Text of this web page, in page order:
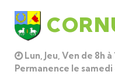
Lun, Jeu, Ven de 8h à
Permanence le samedi